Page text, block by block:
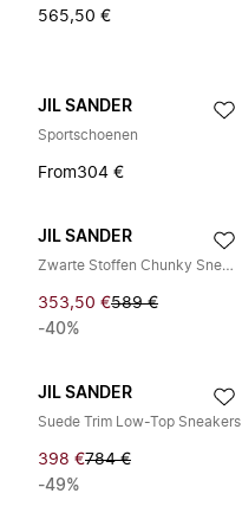
565,50 €
JIL SANDER
Sportschoenen
From304 €
JIL SANDER
Zwarte Stoffen Chunky Sneakers
353,50 €589 €
-40%
JIL SANDER
Suede Trim Low-Top Sneakers
398 €784 €
-49%